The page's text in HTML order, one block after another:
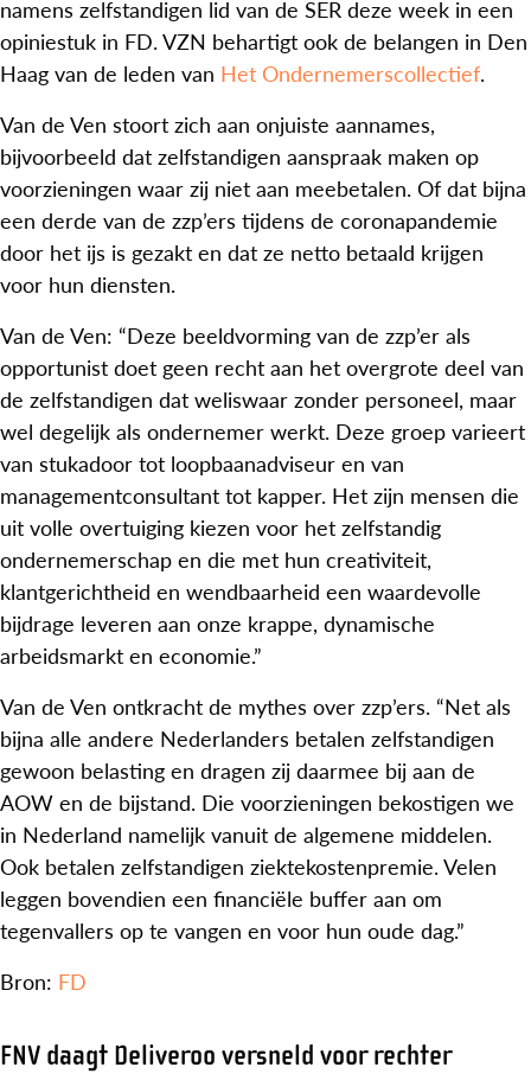
namens zelfstandigen lid van de SER deze week in een
opiniestuk in FD. VZN behartigt ook de belangen in Den
Haag van de leden van Het Ondernemerscollectief.
Van de Ven stoort zich aan onjuiste aannames,
bijvoorbeeld dat zelfstandigen aanspraak maken op
voorzieningen waar zij niet aan meebetalen. Of dat bijna
een derde van de zzp’ers tijdens de coronapandemie
door het ijs is gezakt en dat ze netto betaald krijgen
voor hun diensten.
Van de Ven: “Deze beeldvorming van de zzp’er als
opportunist doet geen recht aan het overgrote deel van
de zelfstandigen dat weliswaar zonder personeel, maar
wel degelijk als ondernemer werkt. Deze groep varieert
van stukadoor tot loopbaanadviseur en van
managementconsultant tot kapper. Het zijn mensen die
uit volle overtuiging kiezen voor het zelfstandig
ondernemerschap en die met hun creativiteit,
klantgerichtheid en wendbaarheid een waardevolle
bijdrage leveren aan onze krappe, dynamische
arbeidsmarkt en economie.”
Van de Ven ontkracht de mythes over zzp’ers. “Net als
bijna alle andere Nederlanders betalen zelfstandigen
gewoon belasting en dragen zij daarmee bij aan de
AOW en de bijstand. Die voorzieningen bekostigen we
in Nederland namelijk vanuit de algemene middelen.
Ook betalen zelfstandigen ziektekostenpremie. Velen
leggen bovendien een financiële buffer aan om
tegenvallers op te vangen en voor hun oude dag.”
Bron: FD
FNV daagt Deliveroo versneld voor rechter